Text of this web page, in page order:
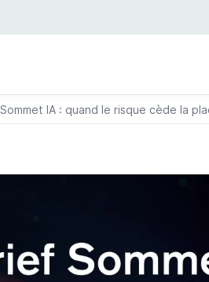
Sommet IA : quand le risque cède la